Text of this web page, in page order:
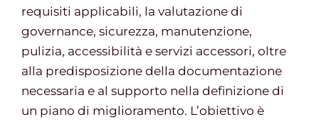
requisiti applicabili, la valutazione di
governance, sicurezza, manutenzione,
pulizia, accessibilità e servizi accessori, oltre
alla predisposizione della documentazione
necessaria e al supporto nella definizione di
un piano di miglioramento. L’obiettivo è